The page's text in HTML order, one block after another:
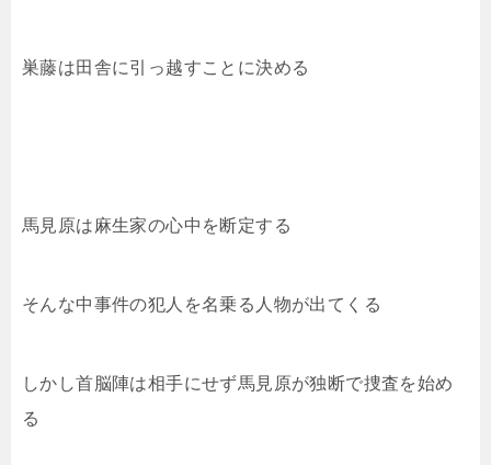
巣藤は田舎に引っ越すことに決める
馬見原は麻生家の心中を断定する
そんな中事件の犯人を名乗る人物が出てくる
しかし首脳陣は相手にせず馬見原が独断で捜査を始め
る